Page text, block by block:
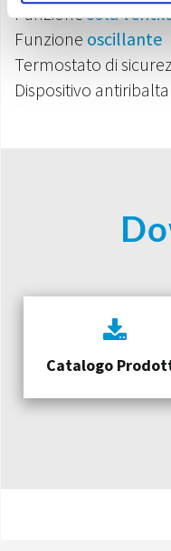
Funzionesola
Funzione oscillante
Termostato di
Dispositivo
Catalogo